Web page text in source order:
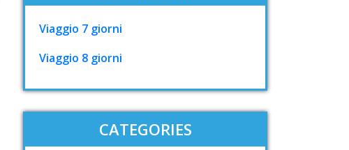
Viaggio 7 giorni
Viaggio 8 giorni
CATEGORIES